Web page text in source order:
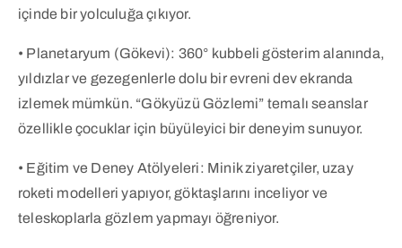
içinde bir yolculuğa çıkıyor.
• Planetaryum (Gökevi): 360° kubbeli gösterim alanında,
yıldızlar ve gezegenlerle dolu bir evreni dev ekranda
izlemek mümkün. “Gökyüzü Gözlemi” temalı seanslar
özellikle çocuklar için büyüleyici bir deneyim sunuyor.
• Eğitim ve Deney Atölyeleri: Minik ziyaretçiler, uzay
roketi modelleri yapıyor, göktaşlarını inceliyor ve
teleskoplarla gözlem yapmayı öğreniyor.